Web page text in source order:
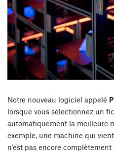
Notre nouveau logiciel appelé
lorsque vous sélectionnez un
automatiquement la meilleure
exemple, une machine qui
n’est pas encore